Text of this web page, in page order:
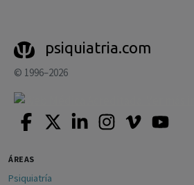
psiquiatria.com
© 1996–2026
ÁREAS
Psiquiatría